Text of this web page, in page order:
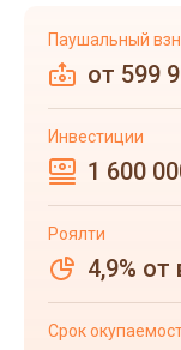
Паушальный
от 599
Инвестиции
1 600
Роялти
4,9%
Срок